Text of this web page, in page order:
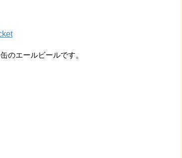
のエールビールです。